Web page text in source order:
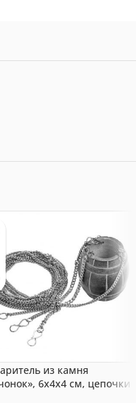
из камня
6х4х4 см, цепочки